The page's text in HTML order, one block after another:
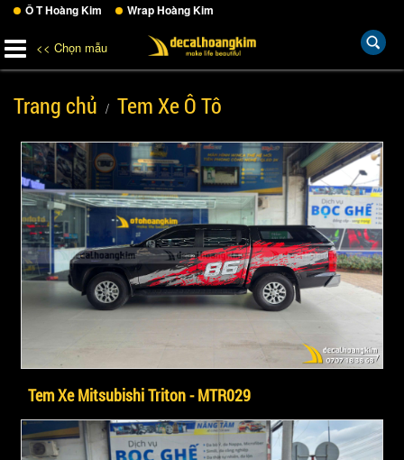
Ô T Hoàng Kim Wrap Hoàng Kim
<< Chọn mẫu
Trang chủ Tem Xe Ô Tô
Tem Xe Mitsubishi Triton - MTR029